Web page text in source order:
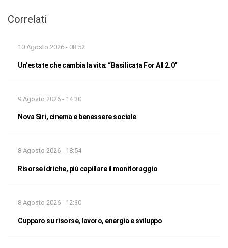
Correlati
10 Agosto 2026 - 08:52
Un’estate che cambia la vita: “Basilicata For All 2.0”
9 Agosto 2026 - 14:30
Nova Siri, cinema e benessere sociale
8 Agosto 2026 - 18:54
Risorse idriche, più capillare il monitoraggio
8 Agosto 2026 - 12:30
Cupparo su risorse, lavoro, energia e sviluppo